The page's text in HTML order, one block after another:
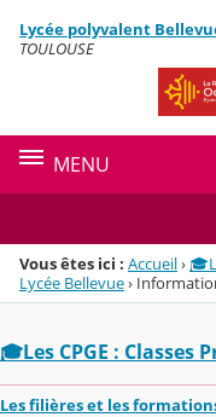
Menu de la rubrique
Contenu
Lycée polyvalent
TOULOUSE
MENU
Vous êtes ici : Accueil›
Lycée Bellevue›
🎓Les CPGE : Classes
Les filières et les formations